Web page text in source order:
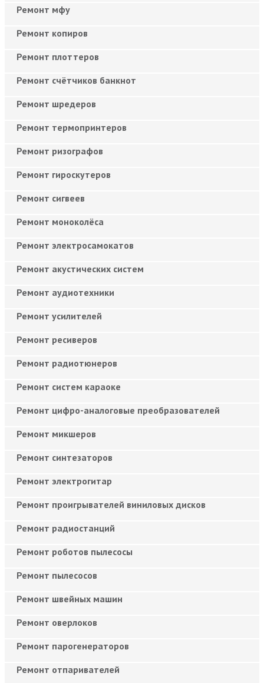
Ремонт мфу
Ремонт копиров
Ремонт плоттеров
Ремонт счётчиков банкнот
Ремонт шредеров
Ремонт термопринтеров
Ремонт ризографов
Ремонт гироскутеров
Ремонт сигвеев
Ремонт моноколёса
Ремонт электросамокатов
Ремонт акустических систем
Ремонт аудиотехники
Ремонт усилителей
Ремонт ресиверов
Ремонт радиотюнеров
Ремонт систем караоке
Ремонт цифро-аналоговые преобразователей
Ремонт микшеров
Ремонт синтезаторов
Ремонт электрогитар
Ремонт проигрывателей виниловых дисков
Ремонт радиостанций
Ремонт роботов пылесосы
Ремонт пылесосов
Ремонт швейных машин
Ремонт оверлоков
Ремонт парогенераторов
Ремонт отпаривателей